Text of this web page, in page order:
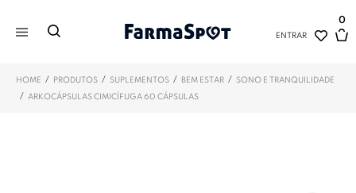
ENTRAR
0
HOME / PRODUTOS / SUPLEMENTOS / BEM ESTAR / SONO E TRANQUILIDADE
/ ARKOCÁPSULAS CIMICÍFUGA 60 CÁPSULAS